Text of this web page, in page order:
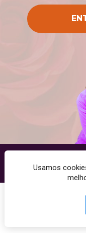
Termos de Uso |
Usamos